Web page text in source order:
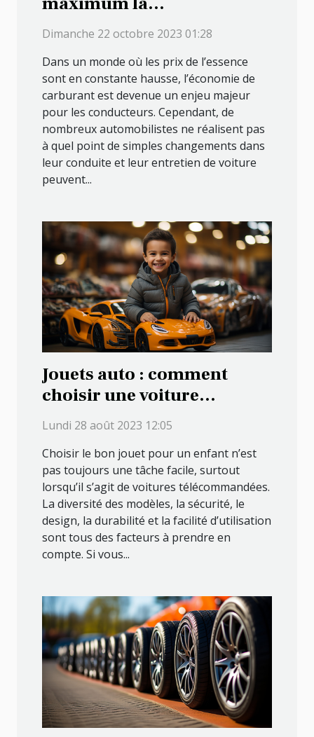
consommation en essence
de votre véhicule ?
Dimanche 22 octobre 2023 01:28
Dans un monde où les prix de l’essence
sont en constante hausse, l’économie de
carburant est devenue un enjeu majeur
pour les conducteurs. Cependant, de
nombreux automobilistes ne réalisent pas
à quel point de simples changements dans
leur conduite et leur entretien de voiture
peuvent...
Jouets auto : comment
choisir une voiture
télécommandée pour votre
Lundi 28 août 2023 12:05
Choisir le bon jouet pour un enfant n’est
pas toujours une tâche facile, surtout
lorsqu’il s’agit de voitures télécommandées.
La diversité des modèles, la sécurité, le
design, la durabilité et la facilité d’utilisation
sont tous des facteurs à prendre en
compte. Si vous...